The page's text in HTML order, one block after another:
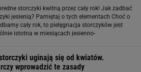
storczyki kwitną przez cały rok! Jak zadbać
jesienią? Pamiętaj o tych elementach Choć o
cały rok, to pielęgnacja storczyków jest
istotna w miesiącach jesienno-
uginają się od kwiatów.
wprowadzić te zasady